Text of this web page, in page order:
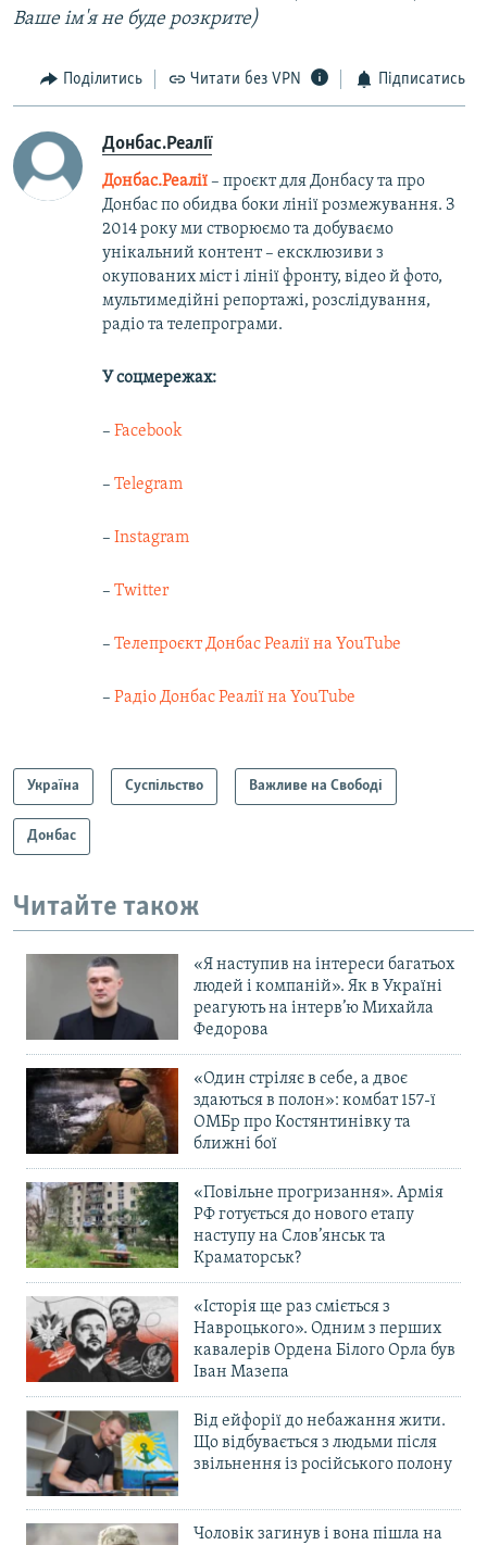
Ваше ім'я не буде розкрите)
Поділитись Читати без VPN Підписатись
Донбас.Реалії
Донбас.Реалії– проєкт для Донбасу та про
Донбас по обидва боки лінії розмежування. З
2014 року ми створюємо та добуваємо
унікальний контент – ексклюзиви з
окупованих міст і лінії фронту, відео й фото,
мультимедійні репортажі, розслідування,
радіо та телепрограми.
У соцмережах:
– Facebook
– Telegram
– Instagram
– Twitter
– Телепроєкт Донбас Реалії на YouTube
– Радіо Донбас Реалії на YouTube
Україна Суспільство Важливе на Свободі
Донбас
Читайте також
«Я наступив на інтереси багатьох
людей і компаній». Як в Україні
реагують на інтерв’ю Михайла
Федорова
«Один стріляє в себе, а двоє
здаються в полон»: комбат 157-ї
ОМБр про Костянтинівку та
ближні бої
«Повільне прогризання». Армія
РФ готується до нового етапу
наступу на Слов’янськ та
Краматорськ?
«Історія ще раз сміється з
Навроцького». Одним з перших
кавалерів Ордена Білого Орла був
Іван Мазепа
Від ейфорії до небажання жити.
Що відбувається з людьми після
звільнення із російського полону
Чоловік загинув і вона пішла на